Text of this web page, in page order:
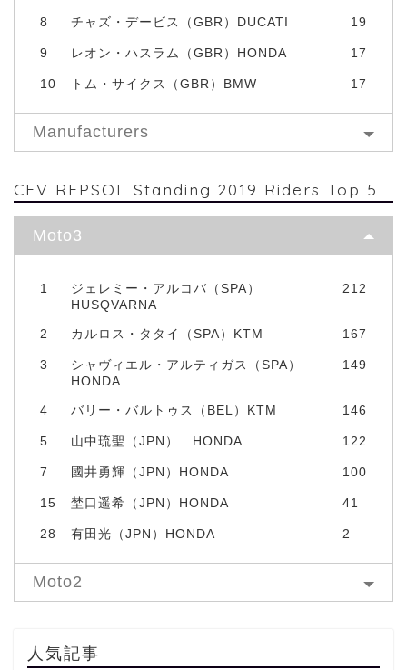
8 チャズ・デービス（GBR）DUCATI 19
9 レオン・ハスラム（GBR）HONDA 17
10 トム・サイクス（GBR）BMW 17
Manufacturers
CEV REPSOL Standing 2019 Riders Top 5
Moto3
1
ジェレミー・アルコバ（SPA）
HUSQVARNA
212
2 カルロス・タタイ（SPA）KTM 167
3
シャヴィエル・アルティガス（SPA）
HONDA
149
4 バリー・バルトゥス（BEL）KTM 146
5 山中琉聖（JPN） HONDA 122
7 國井勇輝（JPN）HONDA 100
15 埜口遥希（JPN）HONDA 41
28 有田光（JPN）HONDA 2
Moto2
人気記事